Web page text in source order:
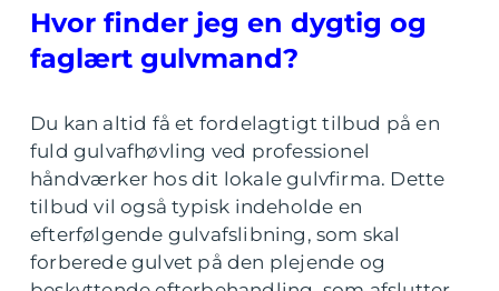
Hvor finder jeg en dygtig og
faglært gulvmand?
Du kan altid få et fordelagtigt tilbud på en
fuld gulvafhøvling ved professionel
håndværker hos dit lokale gulvfirma. Dette
tilbud vil også typisk indeholde en
efterfølgende gulvafslibning, som skal
forberede gulvet på den plejende og